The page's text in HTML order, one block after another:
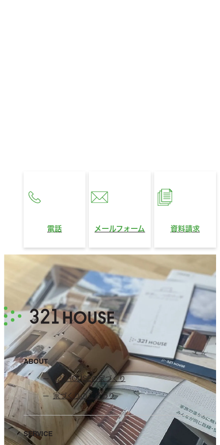
電話 メールフォーム 資料請求
ABOUT
321HOUSEの家づくり
家づくりのこだわり
SERVICE